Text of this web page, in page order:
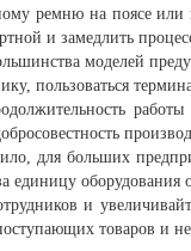
ремню на поясе
и замедлить
моделей
пользоваться
для больших
единицу оборудования
и
товаров и